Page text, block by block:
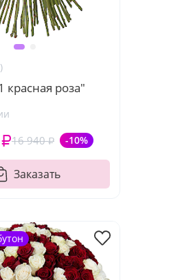
красная роза"
16 940 ₽ -10%
Заказать